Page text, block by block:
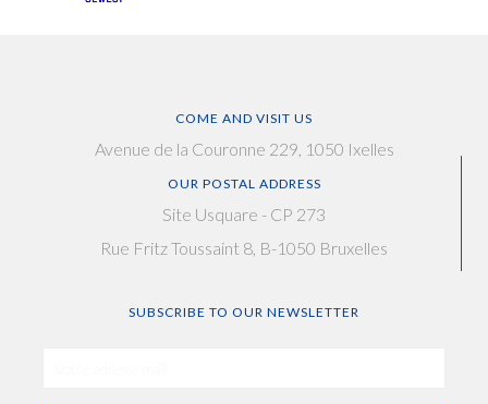
COME AND VISIT US
Avenue de la Couronne 229, 1050 Ixelles
OUR POSTAL ADDRESS
Site Usquare - CP 273
Rue Fritz Toussaint 8, B-1050 Bruxelles
SUBSCRIBE TO OUR NEWSLETTER